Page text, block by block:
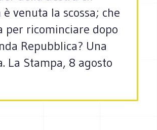
è venuta la scossa; che
per ricominciare dopo
Repubblica? Una
La Stampa, 8 agosto